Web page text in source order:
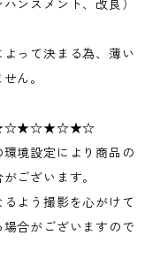
ンスメント、改良）
って決まる為、薄い
ん。
境設定により商品の
ございます。
よう撮影を心がけて
合がございますので